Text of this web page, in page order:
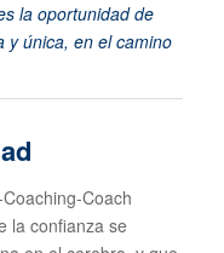
la oportunidad de
y única, en el camino
la confianza se